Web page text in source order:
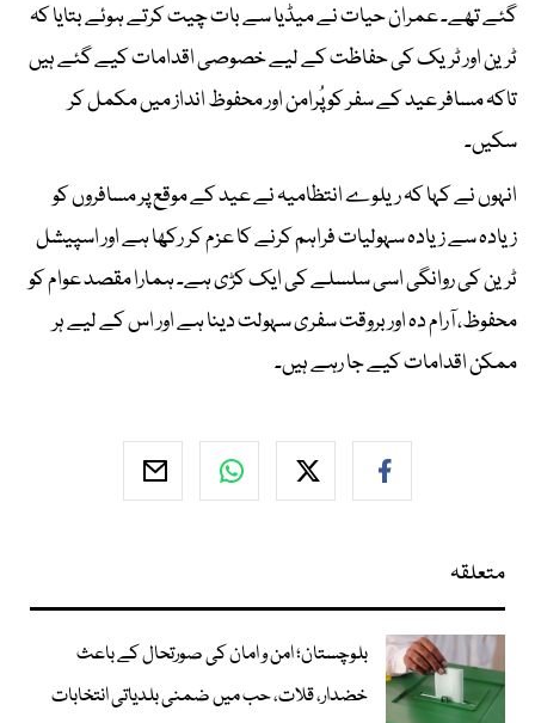
گئے تھے۔ عمران حیات نے میڈیا سے بات چیت کرتے ہوئے بتایا کہ
ٹرین اور ٹریک کی حفاظت کے لیے خصوصی اقدامات کیے گئے ہیں
تاکہ مسافر عید کے سفر کو پُرامن اور محفوظ انداز میں مکمل کر
سکیں۔
انہوں نے کہا کہ ریلوے انتظامیہ نے عید کے موقع پر مسافروں کو
زیادہ سے زیادہ سہولیات فراہم کرنے کا عزم کر رکھا ہے اور اسپیشل
ٹرین کی روانگی اسی سلسلے کی ایک کڑی ہے۔ ہمارا مقصد عوام کو
محفوظ، آرام دہ اور بروقت سفری سہولت دینا ہے اور اس کے لیے ہر
ممکن اقدامات کیے جا رہے ہیں۔
متعلقہ
بلوچستان؛ امن و امان کی صورتحال کے باعث
خضدار، قلات، حب میں ضمنی بلدیاتی انتخابات